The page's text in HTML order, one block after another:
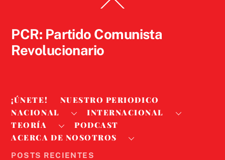
To
PCR: Partido Comunista
Revolucionario
¡ÚNETE!
NUESTRO PERIODICO
NACIONAL
INTERNACIONAL
TEORÍA
PODCAST
ACERCA DE NOSOTROS
POSTS RECIENTES